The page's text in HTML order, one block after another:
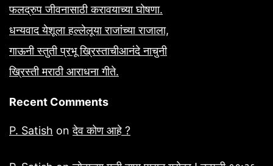
फलद्रुप जीवनासाठी करावयाच्या घोषणा.
धन्यवाद येशूला हल्लेलूया राजांच्या राजाला,
गाऊनी स्तुती प्रभू ख्रिस्ताचीआनंदे नाचुनी
ख्रिस्ती मराठी आराधना गीते.
Recent Comments
P. Satish onदेव कोण आहे ?